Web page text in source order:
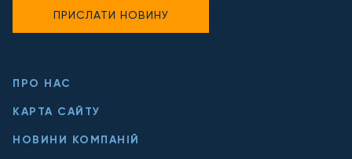
ПРО НАС
КАРТА САЙТУ
НОВИНИ КОМПАНІЙ
ПРИСЛАТИ НОВИНУ